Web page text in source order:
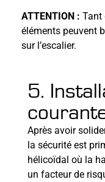
ATTENTION : Tant
éléments peuvent
sur l’escalier.
5.
Après avoir
la sécurité est
hélicoïdal où la
un facteur de